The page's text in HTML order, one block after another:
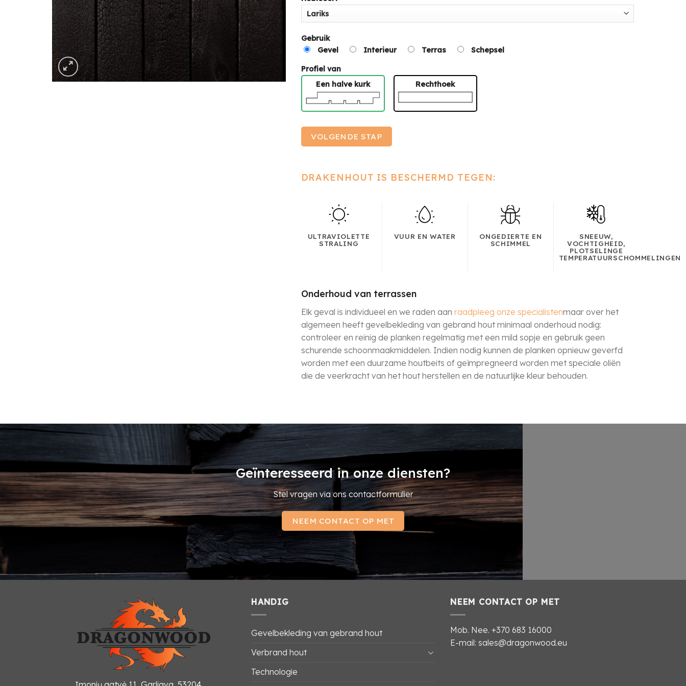
Gebruik
Gevel
Interieur Terras Schepsel
Profiel van
Een halve kurk
Rechthoek
VOLGENDE STAP
DRAKENHOUT IS BESCHERMD TEGEN:
ULTRAVIOLETTE
STRALING
VUUR EN WATER
ONGEDIERTE EN
SCHIMMEL
SNEEUW,
VOCHTIGHEID,
PLOTSELINGE
TEMPERATUURSCHOMMELINGEN
Onderhoud van terrassen
Elk geval is individueel en we raden aan raadpleeg onze specialistenmaar over het
algemeen heeft gevelbekleding van gebrand hout minimaal onderhoud nodig:
controleer en reinig de planken regelmatig met een mild sopje en gebruik geen
schurende schoonmaakmiddelen. Indien nodig kunnen de planken opnieuw geverfd
worden met een duurzame houtbeits of geïmpregneerd worden met speciale oliën
die de veerkracht van het hout herstellen en de natuurlijke kleur behouden.
Geïnteresseerd in onze diensten?
Stel vragen via ons contactformulier
NEEM CONTACT OP MET
HANDIG
Gevelbekleding van gebrand hout
Verbrand hout
Technologie
NEEM CONTACT OP MET
Mob. Nee. +370 683 16000
E-mail: sales@dragonwood.eu